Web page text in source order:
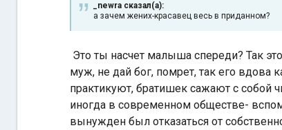
_newra сказал(а):
а зачем жених-красавец весь в приданном?
Это ты насчет малыша спереди? Так
муж, не дай бог, помрет, так его вдова
практикуют, братишек сажают с собой
иногда в современном обществе-
вынужден был отказаться от